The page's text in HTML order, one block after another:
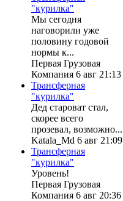
"курилка"
Мы сегодня
наговорили уже
половину годовой
нормы к...
Первая Грузовая
Компания 6 авг 21:13
Трансферная
"курилка"
Дед староват стал,
скорее всего
прозевал, возможно...
Katala_Md 6 авг 21:09
Трансферная
"курилка"
Уровень!
Первая Грузовая
Компания 6 авг 20:36